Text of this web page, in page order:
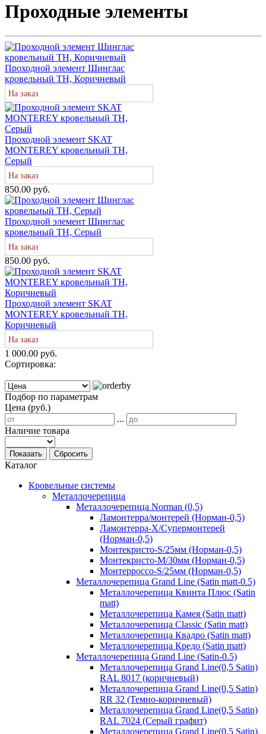
Проходные элементы
Проходной элемент Шинглас
кровельный ТН, Коричневый
На заказ
Проходной элемент SKAT
MONTEREY кровельный ТН,
Серый
На заказ
850.00 руб.
Проходной элемент Шинглас
кровельный ТН, Серый
На заказ
850.00 руб.
Проходной элемент SKAT
MONTEREY кровельный ТН,
Коричневый
На заказ
1 000.00 руб.
Сортировка:
Подбор по параметрам
Цена (руб.)
...
Наличие товара
Показать Сбросить
Каталог
Кровельные системы
Металлочерепица
Металлочерепица Norman (0,5)
Ламонтерра/монтерей (Норман-0,5)
Ламонтерра-Х/Супермонтерей
(Норман-0,5)
Монтекристо-S/25мм (Норман-0,5)
Монтекристо-M/30мм (Норман-0,5)
Монтерроссо-S/25мм (Норман-0,5)
Металлочерепица Grand Line (Satin matt-0.5)
Металлочерепица Квинта Плюс (Satin
matt)
Металлочерепица Камея (Satin matt)
Металлочерепица Classic (Satin matt)
Металлочерепица Квадро (Satin matt)
Металлочерепица Кредо (Satin matt)
Металлочерепица Grand Line (Satin-0.5)
Металлочерепица Grand Line(0,5 Satin)
RAL 8017 (коричневый)
Металлочерепица Grand Line(0,5 Satin)
RR 32 (Темно-коричневый)
Металлочерепица Grand Line(0,5 Satin)
RAL 7024 (Серый графит)
Металлочерепица Grand Line(0,5 Satin)